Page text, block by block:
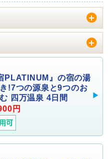
PLATINUM』の宿の湯
!7つの源泉と9つのお
四万温泉 4日間
円